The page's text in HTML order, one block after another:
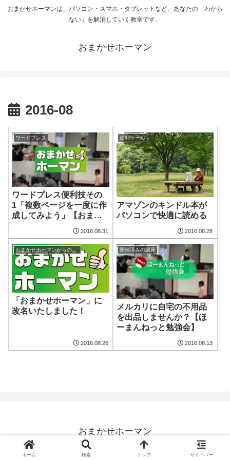
おまかせホーマンは、パソコン・スマホ・タブレットなど、あなたの「わから
ない」を解消していく教室です。
おまかせホーマン
2016-08
ワードプレス
ワードプレス便利技その
1「複数ページを一度に作
成してみよう」【おまか
2016.08.31
便利ツール
アマゾンのキンドル本が
パソコンで快適に読める
2016.08.28
おまかせホーマンからのお知らせ
「おまかせホーマン」に
改名いたしました！
2016.08.26
開催済みの講座
メルカリに自宅の不用品
を出品しませんか？【ほ
ーまんねっと勉強会】
2016.08.13
おまかせホーマン
© 2013 おまかせホーマン.
ホーム 検索 トップ サイドバー